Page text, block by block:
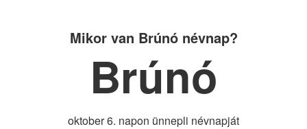
Mikor van Brúnó névnap?
Brúnó
oktober 6. napon ünnepli névnapját